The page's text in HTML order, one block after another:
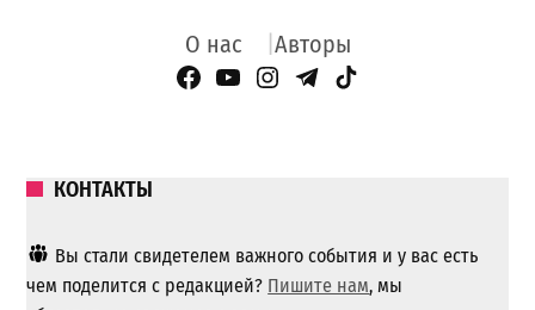
О нас Авторы
Facebook Page
YouTube
Instagram
Telegram
TikTok
КОНТАКТЫ
Вы стали свидетелем важного события и у вас есть
чем поделится с редакцией? Пишите нам, мы